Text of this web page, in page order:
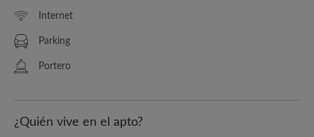
Internet
Parking
Portero
¿Quién vive en el apto?